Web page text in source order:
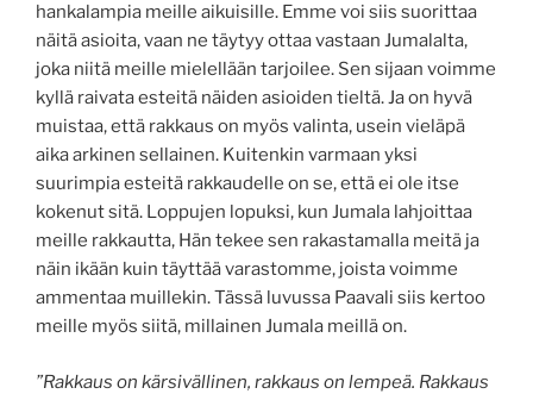
hankalampia meille aikuisille. Emme voi siis suorittaa
näitä asioita, vaan ne täytyy ottaa vastaan Jumalalta,
joka niitä meille mielellään tarjoilee. Sen sijaan voimme
kyllä raivata esteitä näiden asioiden tieltä. Ja on hyvä
muistaa, että rakkaus on myös valinta, usein vieläpä
aika arkinen sellainen. Kuitenkin varmaan yksi
suurimpia esteitä rakkaudelle on se, että ei ole itse
kokenut sitä. Loppujen lopuksi, kun Jumala lahjoittaa
meille rakkautta, Hän tekee sen rakastamalla meitä ja
näin ikään kuin täyttää varastomme, joista voimme
ammentaa muillekin. Tässä luvussa Paavali siis kertoo
meille myös siitä, millainen Jumala meillä on.
”Rakkaus on kärsivällinen, rakkaus on lempeä. Rakkaus